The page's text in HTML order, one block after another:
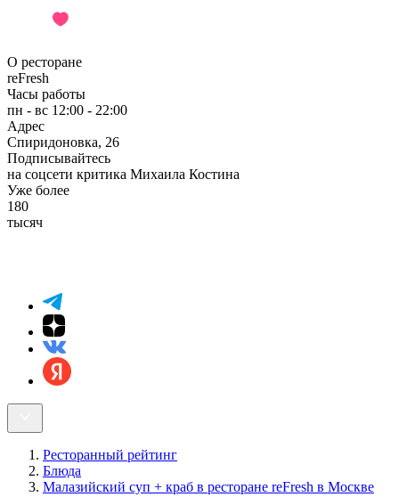
О ресторане
reFresh
Часы работы
пн - вс 12:00 - 22:00
Адрес
Спиридоновка, 26
Подписывайтесь
на соцсети критика Михаила Костина
Уже более
180
тысяч
Ресторанный рейтинг
Блюда
Малазийский суп + краб в ресторане reFresh в Москве